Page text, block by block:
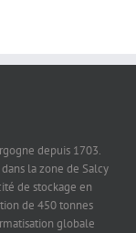
depuis 1703.
la zone de Salcy
de stockage en
de 450 tonnes
globale